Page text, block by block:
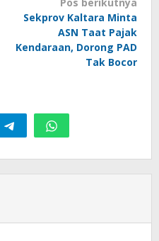
Sekprov Kaltara Minta
ASN Taat Pajak
Kendaraan, Dorong PAD
Tak Bocor